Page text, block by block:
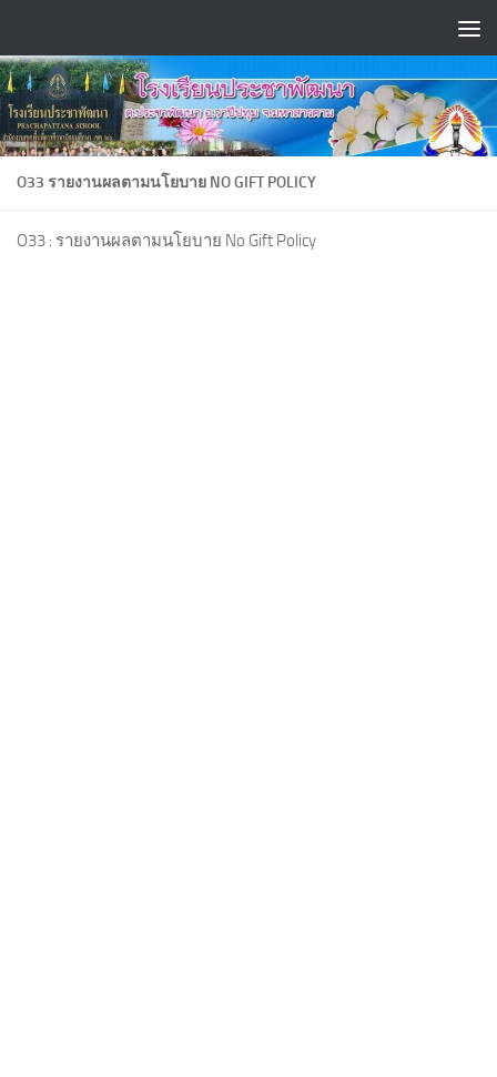
O33 รายงานผลตามนโยบาย NO GIFT POLICY
O33 : รายงานผลตามนโยบาย No Gift Policy